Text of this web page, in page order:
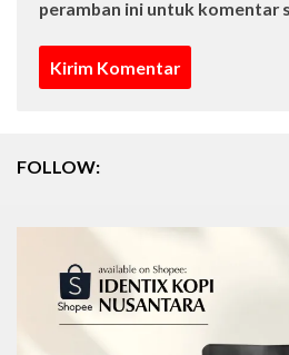
peramban ini untuk komentar
FOLLOW: